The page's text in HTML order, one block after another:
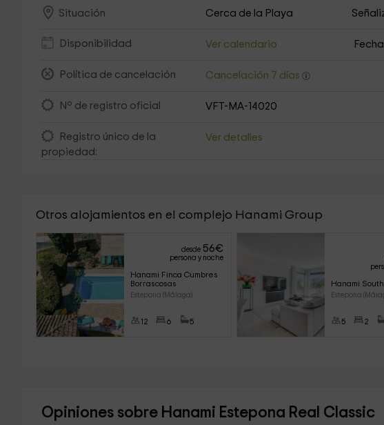
Situación Cerca de la Playa
Disponibilidad Ver calendario
Política de cancelación Cancelación 7 días
Nº de registro oficial VFT-MA-14020
Registro único de la
propiedad:
Ver detalles
Otros alojamientos en el complejo Hanami Group
desde 56€
persona y noche
Hanami Finca Cumbres
Borrascosas
Estepona (Málaga)
12 6 5
Hanami
Estepona
5 2
Opiniones sobre Hanami Estepona Real Classic